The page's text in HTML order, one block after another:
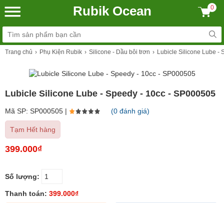
Rubik Ocean 0
Trang chủ Phụ Kiện Rubik Silicone - Dầu bôi trơn Lubicle Silicone Lube -
Lubicle Silicone Lube - Speedy - 10cc - SP000505
Mã SP: SP000505 | (0 đánh giá)
Tạm Hết hàng
399.000₫
Số lượng:
Thanh toán: 399.000₫